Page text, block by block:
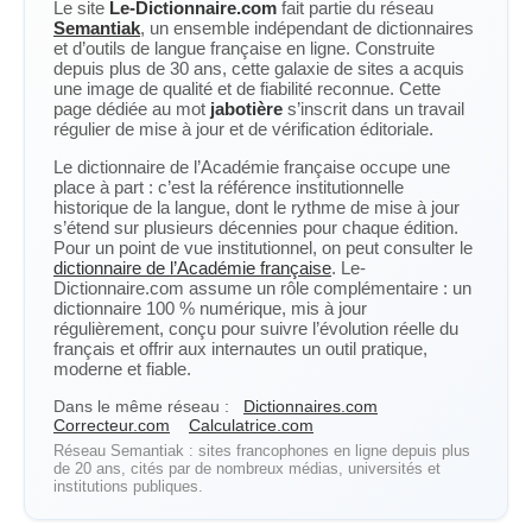
Le site Le-Dictionnaire.com fait partie du réseau
Semantiak, un ensemble indépendant de dictionnaires
et d’outils de langue française en ligne. Construite
depuis plus de 30 ans, cette galaxie de sites a acquis
une image de qualité et de fiabilité reconnue. Cette
page dédiée au mot jabotière s’inscrit dans un travail
régulier de mise à jour et de vérification éditoriale.
Le dictionnaire de l’Académie française occupe une
place à part : c’est la référence institutionnelle
historique de la langue, dont le rythme de mise à jour
s’étend sur plusieurs décennies pour chaque édition.
Pour un point de vue institutionnel, on peut consulter le
dictionnaire de l’Académie française. Le-
Dictionnaire.com assume un rôle complémentaire : un
dictionnaire 100 % numérique, mis à jour
régulièrement, conçu pour suivre l’évolution réelle du
français et offrir aux internautes un outil pratique,
moderne et fiable.
Dans le même réseau :
Dictionnaires.com
Correcteur.com
Calculatrice.com
Réseau Semantiak : sites francophones en ligne depuis plus
de 20 ans, cités par de nombreux médias, universités et
institutions publiques.